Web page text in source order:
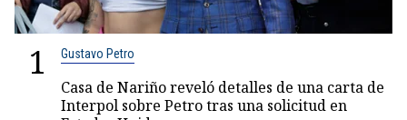
1 Gustavo Petro
Casa de Nariño reveló detalles de una carta de
Interpol sobre Petro tras una solicitud en